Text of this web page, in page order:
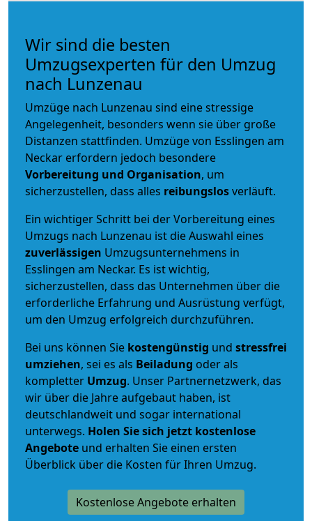
Wir sind die besten
Umzugsexperten für den Umzug
nach Lunzenau
Umzüge nach Lunzenau sind eine stressige
Angelegenheit, besonders wenn sie über große
Distanzen stattfinden. Umzüge von Esslingen am
Neckar erfordern jedoch besondere
Vorbereitung und Organisation, um
sicherzustellen, dass alles reibungslosverläuft.
Ein wichtiger Schritt bei der Vorbereitung eines
Umzugs nach Lunzenau ist die Auswahl eines
zuverlässigen Umzugsunternehmens in
Esslingen am Neckar. Es ist wichtig,
sicherzustellen, dass das Unternehmen über die
erforderliche Erfahrung und Ausrüstung verfügt,
um den Umzug erfolgreich durchzuführen.
Bei uns können Sie kostengünstig und stressfrei
umziehen, sei es als Beiladung oder als
kompletter Umzug. Unser Partnernetzwerk, das
wir über die Jahre aufgebaut haben, ist
deutschlandweit und sogar international
unterwegs. Holen Sie sich jetzt kostenlose
Angebote und erhalten Sie einen ersten
Überblick über die Kosten für Ihren Umzug.
Kostenlose Angebote erhalten